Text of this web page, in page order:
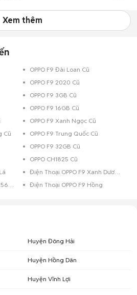
Xem thêm
OPPO F9 Đài Loan Cũ
OPPO F9 2020 Cũ
OPPO F9 3GB Cũ
OPPO F9 16GB Cũ
OPPO F9 Xanh Ngọc Cũ
Cũ
OPPO F9 Trung Quốc Cũ
OPPO F9 32GB Cũ
OPPO CH1825 Cũ
Điện Thoại OPPO F9 Xanh Dương
Điện Thoại OPPO F9 Trên 256GB Đen
Điện Thoại OPPO F9 Hồng
Huyện Đông Hải
Huyện Hồng Dân
Huyện Vĩnh Lợi